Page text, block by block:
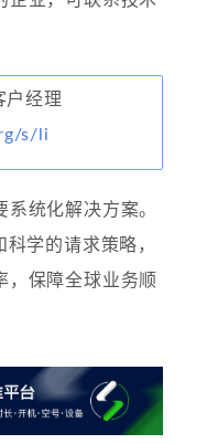
户经理
s/li
统化解决方案。
学的请求策略，
，保障全球业务顺